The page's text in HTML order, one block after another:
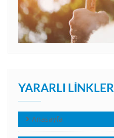
YARARLI LINKLER
Anasayfa